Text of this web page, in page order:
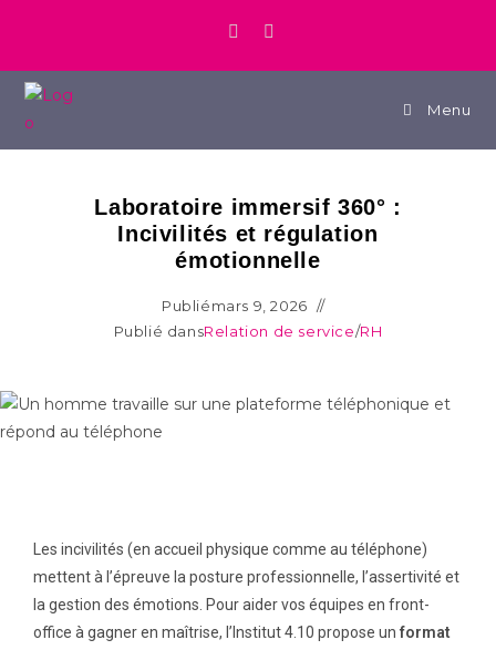
Menu
Laboratoire immersif 360° :
Incivilités et régulation
émotionnelle
Publiémars 9, 2026
Publié dansRelation de service/RH
Les incivilités (en accueil physique comme au téléphone)
mettent à l’épreuve la posture professionnelle, l’assertivité et
la gestion des émotions. Pour aider vos équipes en front-
office à gagner en maîtrise, l’Institut 4.10 propose un format